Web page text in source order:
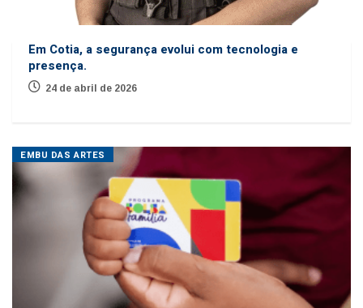
Em Cotia, a segurança evolui com tecnologia e
presença.
24 de abril de 2026
EMBU DAS ARTES